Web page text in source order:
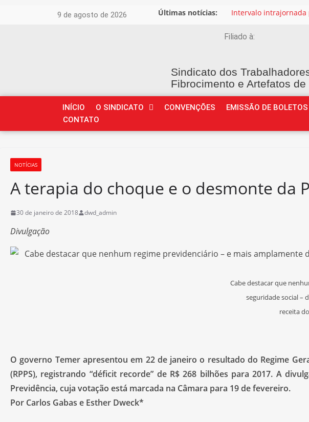
9 de agosto de 2026 Últimas notícias:
Filiado à:
Sindicato dos
Fibrocimento e Artefatos
INÍCIO O SINDICATO CONVENÇÕES EMISSÃO DE BOLETOS
CONTATO
NOTÍCIAS
A terapia do choque e o desmonte da
30 de janeiro de 2018 dwd_admin
Divulgação
Cabe destacar que
seguridade social –
receita
O governo Temer apresentou em 22 de janeiro o resultado do Regime
(RPPS), registrando “déficit recorde” de R$ 268 bilhões para 2017. A
Previdência, cuja votação está marcada na Câmara para 19 de fevereiro.
Por Carlos Gabas e Esther Dweck*